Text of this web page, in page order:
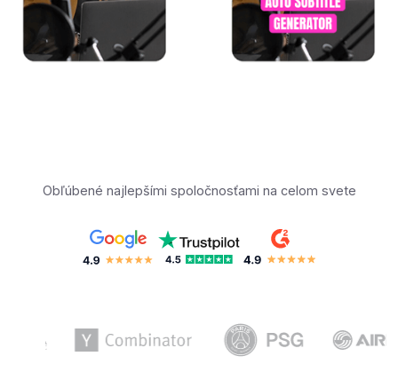
Obľúbené najlepšími spoločnosťami na celom svete